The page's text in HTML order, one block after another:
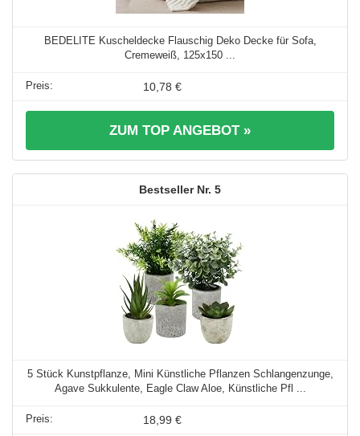
BEDELITE Kuscheldecke Flauschig Deko Decke für Sofa,
Cremeweiß, 125x150 ...
10,78 €
ZUM TOP ANGEBOT »
5
5 Stück Kunstpflanze, Mini Künstliche Pflanzen Schlangenzunge,
Agave Sukkulente, Eagle Claw Aloe, Künstliche Pfl ...
18,99 €